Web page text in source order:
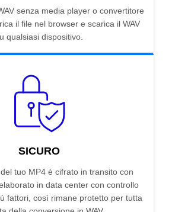
senza media player o convertitore
il file nel browser e scarica il WAV
qualsiasi dispositivo.
SICURO
tuo MP4 è cifrato in transito con
in data center con controllo
fattori, così rimane protetto per tutta